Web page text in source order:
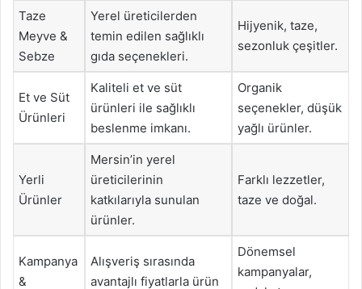
Taze
Meyve &
Sebze
Yerel üreticilerden
temin edilen sağlıklı
gıda seçenekleri.
Hijyenik, taze,
sezonluk çeşitler.
Et ve Süt
Ürünleri
Kaliteli et ve süt
ürünleri ile sağlıklı
beslenme imkanı.
Organik
seçenekler, düşük
yağlı ürünler.
Yerli
Ürünler
Mersin’in yerel
üreticilerinin
katkılarıyla sunulan
ürünler.
Farklı lezzetler,
taze ve doğal.
Kampanya
&
Alışveriş sırasında
avantajlı fiyatlarla ürün
Dönemsel
kampanyalar,